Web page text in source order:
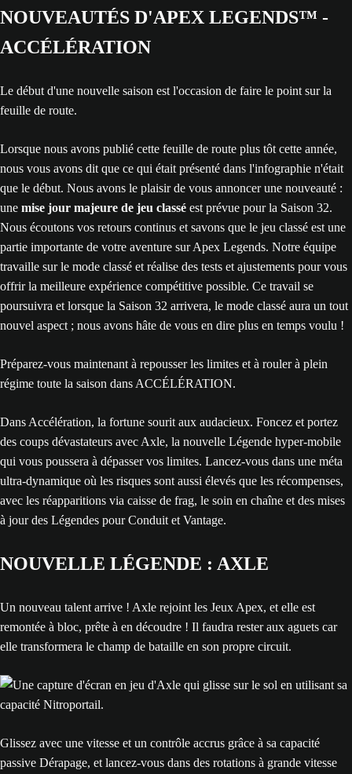
NOUVEAUTÉS D'APEX LEGENDS™ -
ACCÉLÉRATION
Le début d'une nouvelle saison est l'occasion de faire le point sur la
feuille de route.
Lorsque nous avons publié cette feuille de route plus tôt cette année,
nous vous avons dit que ce qui était présenté dans l'infographie n'était
que le début. Nous avons le plaisir de vous annoncer une nouveauté :
une mise jour majeure de jeu classé est prévue pour la Saison 32.
Nous écoutons vos retours continus et savons que le jeu classé est une
partie importante de votre aventure sur Apex Legends. Notre équipe
travaille sur le mode classé et réalise des tests et ajustements pour vous
offrir la meilleure expérience compétitive possible. Ce travail se
poursuivra et lorsque la Saison 32 arrivera, le mode classé aura un tout
nouvel aspect ; nous avons hâte de vous en dire plus en temps voulu !
Préparez-vous maintenant à repousser les limites et à rouler à plein
régime toute la saison dans ACCÉLÉRATION.
Dans Accélération, la fortune sourit aux audacieux. Foncez et portez
des coups dévastateurs avec Axle, la nouvelle Légende hyper-mobile
qui vous poussera à dépasser vos limites. Lancez-vous dans une méta
ultra-dynamique où les risques sont aussi élevés que les récompenses,
avec les réapparitions via caisse de frag, le soin en chaîne et des mises
à jour des Légendes pour Conduit et Vantage.
NOUVELLE LÉGENDE : AXLE
Un nouveau talent arrive ! Axle rejoint les Jeux Apex, et elle est
remontée à bloc, prête à en découdre ! Il faudra rester aux aguets car
elle transformera le champ de bataille en son propre circuit.
Glissez avec une vitesse et un contrôle accrus grâce à sa capacité
passive Dérapage, et lancez-vous dans des rotations à grande vitesse